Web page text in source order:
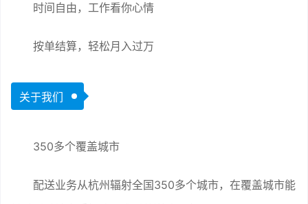
时间自由，工作看你心情
按单结算，轻松月入过万
关于我们
350多个覆盖城市
配送业务从杭州辐射全国350多个城市，在覆盖城市能